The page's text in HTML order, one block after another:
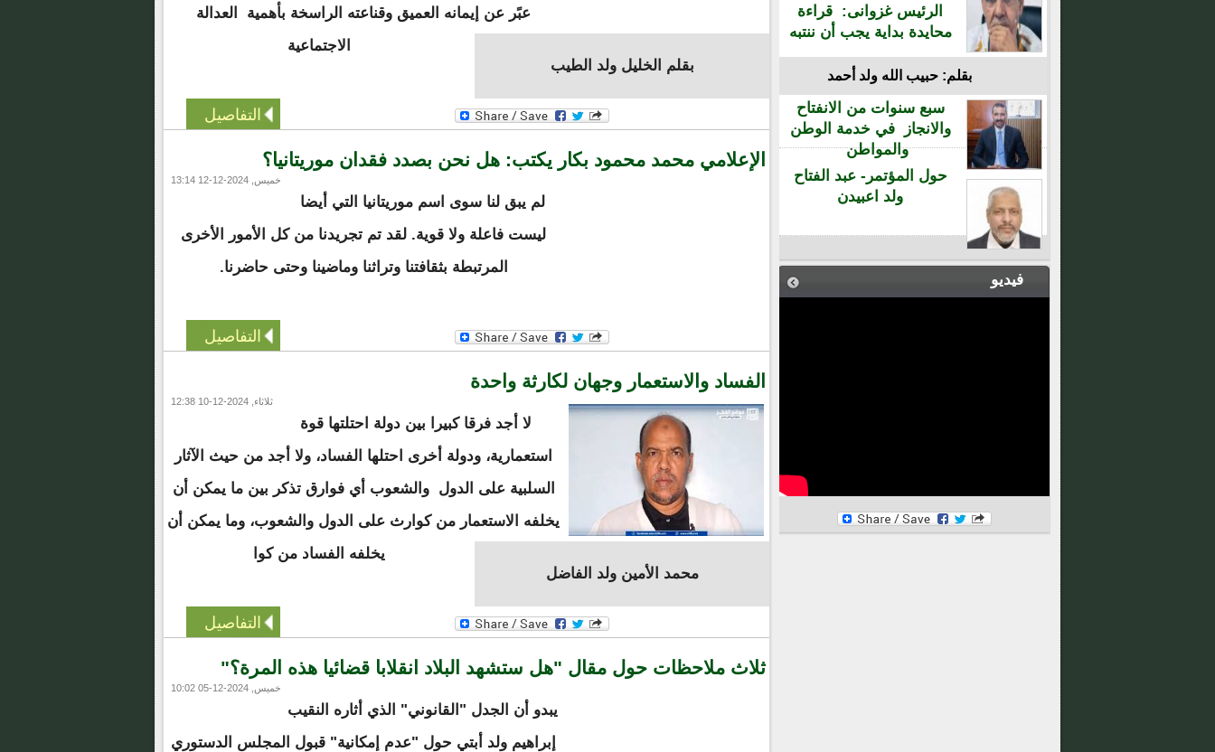
الرئيس غزوانى: قراءة
محايدة بداية يجب أن ننتبه
بقلم: حبيب الله ولد أحمد
سبع سنوات من الانفتاح
والانجاز في خدمة الوطن
والمواطن
حول المؤتمر- عبد الفتاح
ولد اعبيدن
فيديو
بقلم الخليل ولد الطيب
عبًر عن إيمانه العميق وقناعته الراسخة بأهمية العدالة
الاجتماعية
التفاصيل
الإعلامي محمد محمود بكار يكتب: هل نحن بصدد فقدان موريتانيا؟
خميس, 2024-12-12 13:14
لم يبق لنا سوى اسم موريتانيا التي أيضا
ليست فاعلة ولا قوية. لقد تم تجريدنا من كل الأمور الأخرى
المرتبطة بثقافتنا وتراثنا وماضينا وحتى حاضرنا.
التفاصيل
الفساد والاستعمار وجهان لكارثة واحدة
ثلاثاء, 2024-12-10 12:38
محمد الأمين ولد الفاضل
لا أجد فرقا كبيرا بين دولة احتلتها قوة
استعمارية، ودولة أخرى احتلها الفساد، ولا أجد من حيث الآثار
السلبية على الدول والشعوب أي فوارق تذكر بين ما يمكن أن
يخلفه الاستعمار من كوارث على الدول والشعوب، وما يمكن أن
يخلفه الفساد من كوا
التفاصيل
ثلاث ملاحظات حول مقال "هل ستشهد البلاد انقلابا قضائيا هذه المرة؟"
خميس, 2024-12-05 10:02
يبدو أن الجدل "القانوني" الذي أثاره النقيب
إبراهيم ولد أبتي حول "عدم إمكانية" قبول المجلس الدستوري